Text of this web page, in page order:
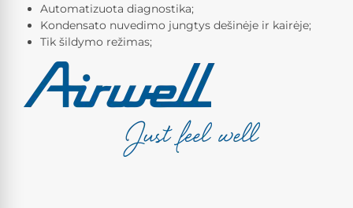
Automatizuota diagnostika;
Kondensato nuvedimo jungtys dešinėje ir kairėje;
Tik šildymo režimas;